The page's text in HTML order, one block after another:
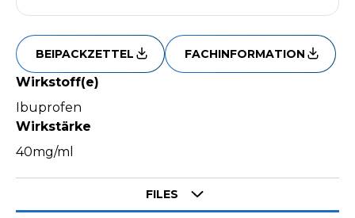
BEIPACKZETTEL FACHINFORMATION
Wirkstoff(e)
Ibuprofen
Wirkstärke
40mg/ml
FILES